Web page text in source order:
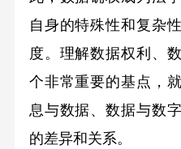
自身的特殊性和复杂
度。理解数据权利、
个非常重要的基点，
息与数据、数据与数
的差异和关系。